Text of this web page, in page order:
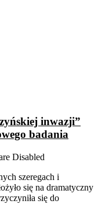
inwazji”
badania
Disabled
szeregach i
się na dramatyczny
się do